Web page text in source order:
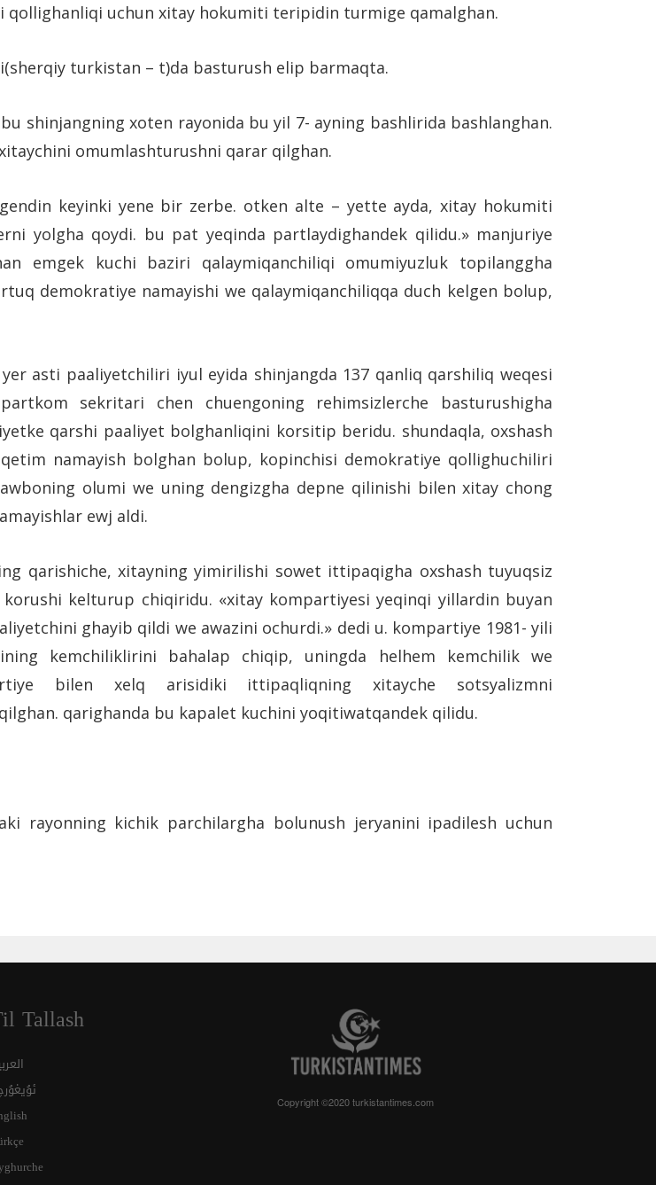
uchun xitay hokumiti teripidin turmige qamalghan.
turkistan – t)da basturush elip barmaqta.
shinjangning xoten rayonida bu yil 7- ayning bashlirida bashlanghan.
omumlashturushni qarar qilghan.
keyinki yene bir zerbe. otken alte – yette ayda, xitay hokumiti
yolgha qoydi. bu pat yeqinda partlaydighandek qilidu.» manjuriye
emgek kuchi baziri qalaymiqanchiliqi omumiyuzluk topilanggha
demokratiye namayishi we qalaymiqanchiliqqa duch kelgen bolup,
asti paaliyetchiliri iyul eyida shinjangda 137 qanliq qarshiliq weqesi
sekritari chen chuengoning rehimsizlerche basturushigha
qarshi paaliyet bolghanliqini korsitip beridu. shundaqla, oxshash
namayish bolghan bolup, kopinchisi demokratiye qollighuchiliri
olumi we uning dengizgha depne qilinishi bilen xitay chong
ewj aldi.
qarishiche, xitayning yimirilishi sowet ittipaqigha oxshash tuyuqsiz
kelturup chiqiridu. «xitay kompartiyesi yeqinqi yillardin buyan
ghayib qildi we awazini ochurdi.» dedi u. kompartiye 1981- yili
kemchiliklirini bahalap chiqip, uningda helhem kemchilik we
bilen xelq arisidiki ittipaqliqning xitayche sotsyalizmni
qarighanda bu kapalet kuchini yoqitiwatqandek qilidu.
rayonning kichik parchilargha bolunush jeryanini ipadilesh uchun
Tallash
Copyright ©2020 turkistantimes.com